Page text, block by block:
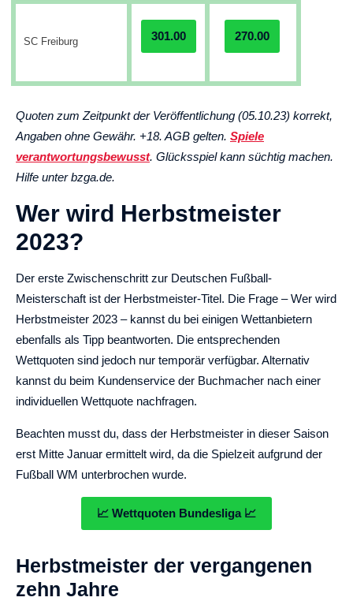
SC Freiburg 301.00 270.00
Quoten zum Zeitpunkt der Veröffentlichung (05.10.23) korrekt,
Angaben ohne Gewähr. +18. AGB gelten. Spiele
verantwortungsbewusst. Glücksspiel kann süchtig machen.
Hilfe unter bzga.de.
Wer wird Herbstmeister
2023?
Der erste Zwischenschritt zur Deutschen Fußball-
Meisterschaft ist der Herbstmeister-Titel. Die Frage – Wer wird
Herbstmeister 2023 – kannst du bei einigen Wettanbietern
ebenfalls als Tipp beantworten. Die entsprechenden
Wettquoten sind jedoch nur temporär verfügbar. Alternativ
kannst du beim Kundenservice der Buchmacher nach einer
individuellen Wettquote nachfragen.
Beachten musst du, dass der Herbstmeister in dieser Saison
erst Mitte Januar ermittelt wird, da die Spielzeit aufgrund der
Fußball WM unterbrochen wurde.
📈 Wettquoten Bundesliga 📈
Herbstmeister der vergangenen
zehn Jahre